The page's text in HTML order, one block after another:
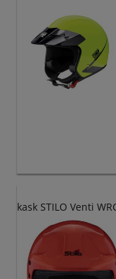
kask STILO Venti